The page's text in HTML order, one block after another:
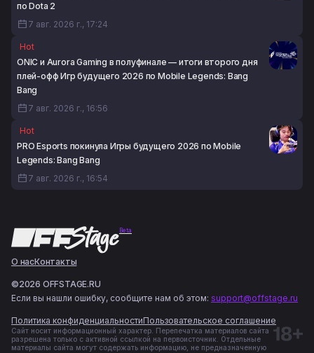
по Dota 2
7 авг. 2026 г., 17:24
Hot
ONIC и Aurora Gaming в полуфинале — итоги второго дня
плей-офф Игр будущего 2026 по Mobile Legends: Bang
Bang
7 авг. 2026 г., 16:56
Hot
PRO Esports покинула Игры будущего 2026 по Mobile
Legends: Bang Bang
7 авг. 2026 г., 16:54
Beta
О насКонтакты
©2026 OFFSTAGE.RU
Если вы нашли ошибку, сообщите нам об этом: support@offstage.ru
Политика конфиденциальностиПользовательское соглашение
Сайт носит информационный характер. Перепечатка материалов сайта
разрешена только с активной ссылкой на первоисточник. Отдельные
материалы сайта могут содержать информацию, не предназначенную